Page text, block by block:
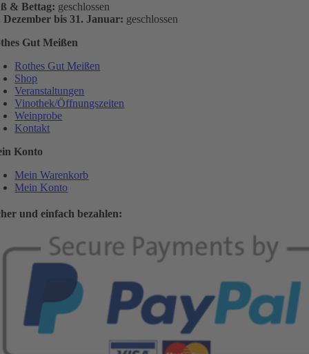
& Bettag: geschlossen
Dezember bis 31. Januar: geschlossen
Gut Meißen
Rothes Gut Meißen
Shop
Veranstaltungen
Vinothek/Öffnungszeiten
Weinprobe
Kontakt
Konto
Mein Warenkorb
Mein Konto
und einfach bezahlen: